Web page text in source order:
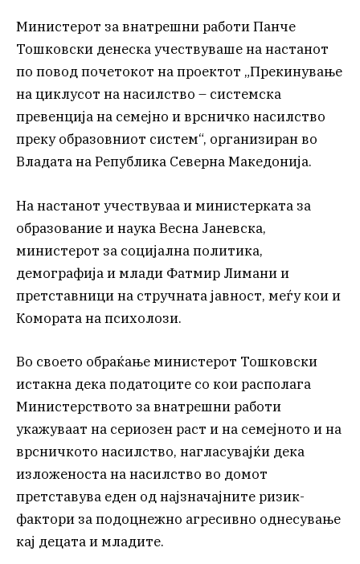
Министерот за внатрешни работи Панче
Тошковски денеска учествуваше на настанот
по повод почетокот на проектот „Прекинување
на циклусот на насилство – системска
превенција на семејно и врсничко насилство
преку образовниот систем“, организиран во
Владата на Република Северна Македонија.
На настанот учествуваа и министерката за
образование и наука Весна Јаневска,
министерот за социјална политика,
демографија и млади Фатмир Лимани и
претставници на стручната јавност, меѓу кои и
Комората на психолози.
Во своето обраќање министерот Тошковски
истакна дека податоците со кои располага
Министерството за внатрешни работи
укажуваат на сериозен раст и на семејното и на
врсничкото насилство, нагласувајќи дека
изложеноста на насилство во домот
претставува еден од најзначајните ризик-
фактори за подоцнежно агресивно однесување
кај децата и младите.